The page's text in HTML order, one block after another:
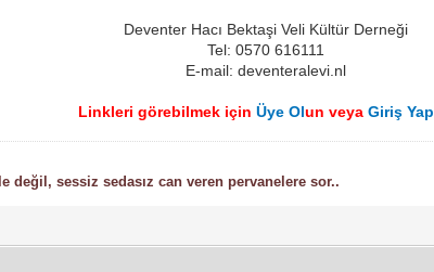
Deventer Hacı Bektaşi Veli Kültür Derneği
Tel: 0570 616111
E-mail: deventeralevi.nl
Linkleri görebilmek içinÜye Olun veyaGiriş Yap
değil, sessiz sedasız can veren pervanelere sor..